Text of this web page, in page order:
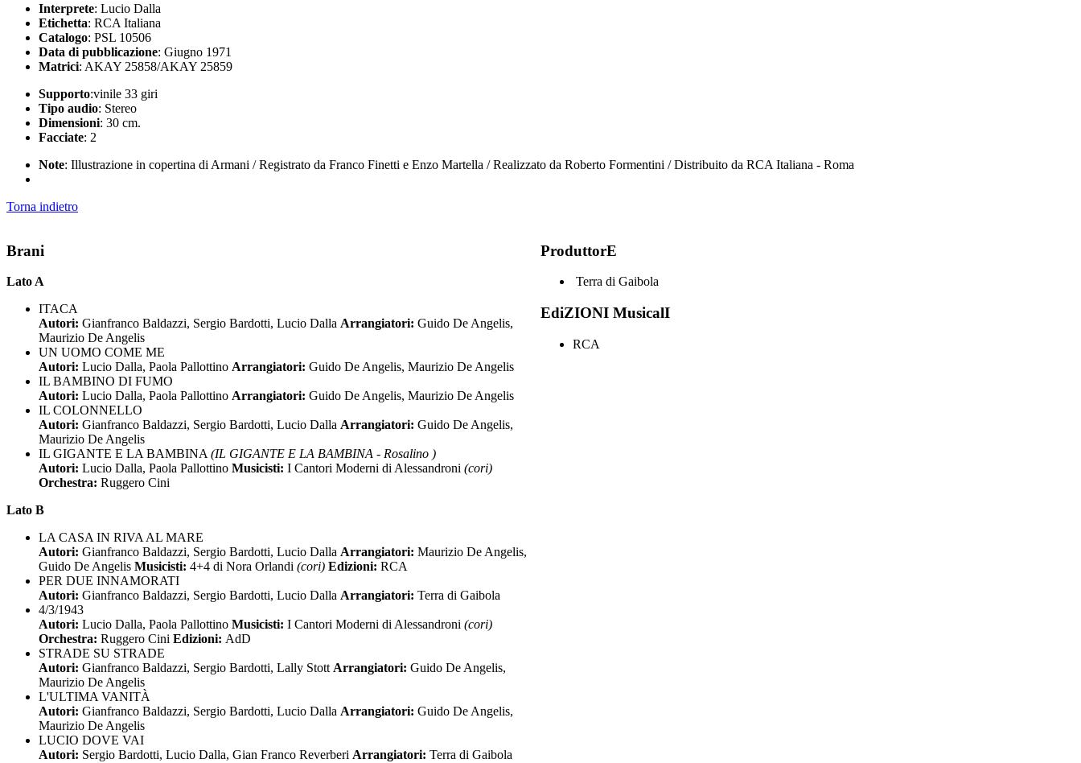
Interprete: Lucio Dalla
Etichetta: RCA Italiana
Catalogo: PSL 10506
Data di pubblicazione: Giugno 1971
Matrici: AKAY 25858/AKAY 25859
Supporto:vinile 33 giri
Tipo audio: Stereo
Dimensioni: 30 cm.
Facciate: 2
Note: Illustrazione in copertina di Armani / Registrato da Franco Finetti e Enzo Martella / Realizzato da Roberto Formentini / Distribuito da RCA Italiana - Roma
Torna indietro
Brani
Lato A
ITACA
Autori: Gianfranco Baldazzi, Sergio Bardotti, Lucio Dalla Arrangiatori: Guido De Angelis,
Maurizio De Angelis
UN UOMO COME ME
Autori: Lucio Dalla, Paola Pallottino Arrangiatori: Guido De Angelis, Maurizio De Angelis
IL BAMBINO DI FUMO
Autori: Lucio Dalla, Paola Pallottino Arrangiatori: Guido De Angelis, Maurizio De Angelis
IL COLONNELLO
Autori: Gianfranco Baldazzi, Sergio Bardotti, Lucio Dalla Arrangiatori: Guido De Angelis,
Maurizio De Angelis
IL GIGANTE E LA BAMBINA (IL GIGANTE E LA BAMBINA - Rosalino )
Autori: Lucio Dalla, Paola Pallottino Musicisti: I Cantori Moderni di Alessandroni (cori)
Orchestra: Ruggero Cini
Lato B
LA CASA IN RIVA AL MARE
Autori: Gianfranco Baldazzi, Sergio Bardotti, Lucio Dalla Arrangiatori: Maurizio De Angelis,
Guido De Angelis Musicisti: 4+4 di Nora Orlandi (cori) Edizioni: RCA
PER DUE INNAMORATI
Autori: Gianfranco Baldazzi, Sergio Bardotti, Lucio Dalla Arrangiatori: Terra di Gaibola
4/3/1943
Autori: Lucio Dalla, Paola Pallottino Musicisti: I Cantori Moderni di Alessandroni (cori)
Orchestra: Ruggero Cini Edizioni: AdD
STRADE SU STRADE
Autori: Gianfranco Baldazzi, Sergio Bardotti, Lally Stott Arrangiatori: Guido De Angelis,
Maurizio De Angelis
L'ULTIMA VANITÀ
Autori: Gianfranco Baldazzi, Sergio Bardotti, Lucio Dalla Arrangiatori: Guido De Angelis,
Maurizio De Angelis
LUCIO DOVE VAI
Autori: Sergio Bardotti, Lucio Dalla, Gian Franco Reverberi Arrangiatori: Terra di Gaibola
ProduttorE
Terra di Gaibola
EdiZIONI MusicalI
RCA